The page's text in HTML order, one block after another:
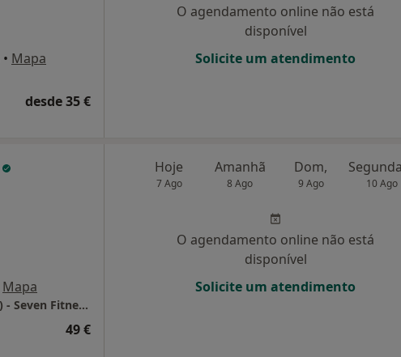
• Mapa
desde 35 €
O agendamento online não está
disponível
Solicite um atendimento
Mapa
Consultório de Nutrição (Matosinhos) - Seven Fitness Club
49 €
Hoje
7 Ago
Amanhã
8 Ago
Dom,
9 Ago 10 Ago
O agendamento online não está
disponível
Solicite um atendimento